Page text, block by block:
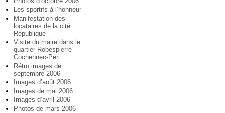
Les sportifs à l’honneur
Manifestation des
locataires de la cité
République
Visite du maire dans le
quartier Robespierre-
Cochennec-Péri
Rétro images de
septembre 2006
Images d’août 2006
Images de mai 2006
Images d’avril 2006
Photos de mars 2006